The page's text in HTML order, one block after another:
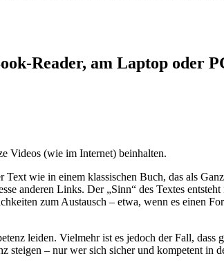
Reader, am Laptop oder
Videos (wie im Internet) beinhalten.
wie in einem klassischen Buch, das als
anderen Links. Der „Sinn“ des Textes
zum Austausch – etwa, wenn es einen
leiden. Vielmehr ist es jedoch der Fall,
– nur wer sich sicher und kompetent in